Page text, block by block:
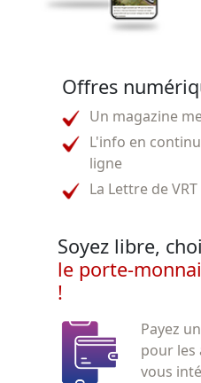
Offres
Un magazine
L'info en
ligne
La Lettre de VRT
Soyez libre,
le porte-
!
Payez
pour les
vous